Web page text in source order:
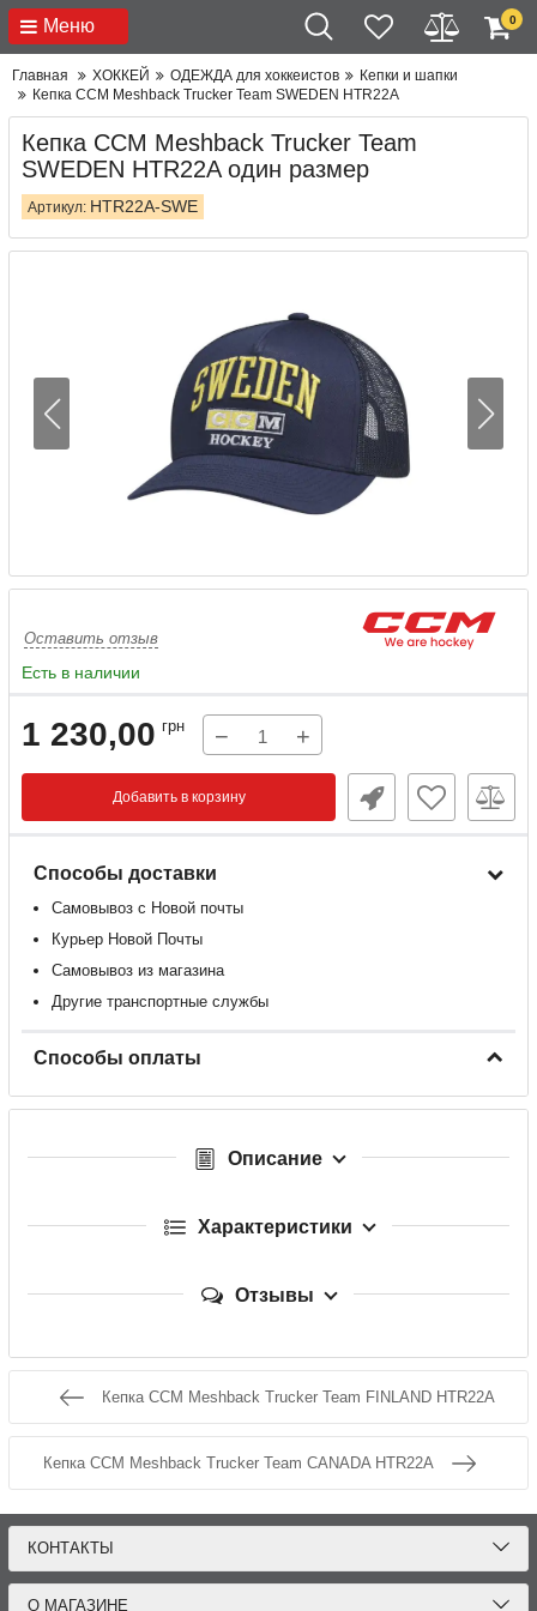
Меню 0
Главная ХОККЕЙ ОДЕЖДА для хоккеистов
Кепки и шапки
Кепка CCM Meshback Trucker Team SWEDEN HTR22A
Кепка CCM Meshback Trucker Team
SWEDEN HTR22A один размер
Артикул: HTR22A-SWE
Оставить отзыв
Есть в наличии
1 230,00 грн − +
Добавить в корзину
Способы доставки
Самовывоз с Новой почты
Курьер Новой Почты
Самовывоз из магазина
Другие транспортные службы
Способы оплаты
Описание
Характеристики
Отзывы
Кепка CCM Meshback Trucker Team FINLAND HTR22A
Кепка CCM Meshback Trucker Team CANADA HTR22A
КОНТАКТЫ
О МАГАЗИНЕ